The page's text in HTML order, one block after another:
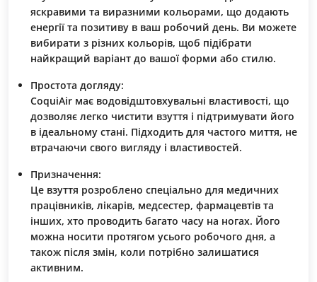
яскравими та виразними кольорами, що додають
енергії та позитиву в ваш робочий день. Ви можете
вибирати з різних кольорів, щоб підібрати
найкращий варіант до вашої форми або стилю.
Простота догляду:
CoquiAir має водовідштовхувальні властивості, що
дозволяє легко чистити взуття і підтримувати його
в ідеальному стані. Підходить для частого миття, не
втрачаючи свого вигляду і властивостей.
Призначення:
Це взуття розроблено спеціально для медичних
працівників, лікарів, медсестер, фармацевтів та
інших, хто проводить багато часу на ногах. Його
можна носити протягом усього робочого дня, а
також після змін, коли потрібно залишатися
активним.